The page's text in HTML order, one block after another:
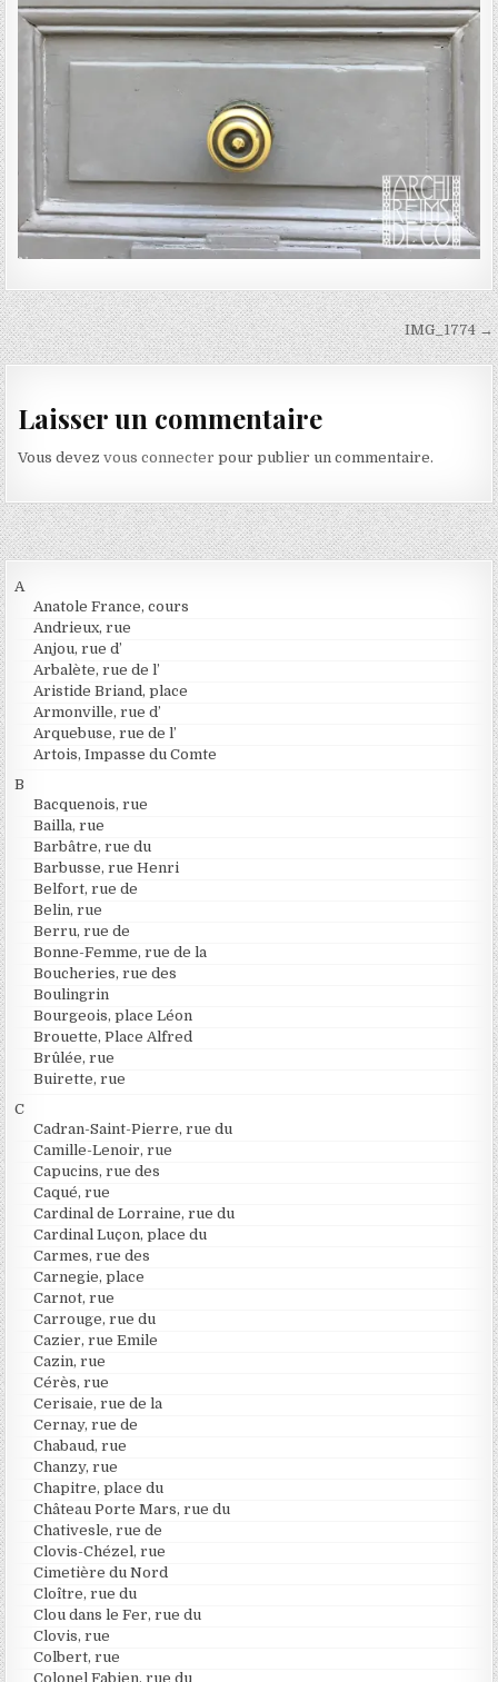
Navigation de l’article IMG_1774 →
Laisser un commentaire
Vous devezvous connecter pour publier un commentaire.
A
Anatole France, cours
Andrieux, rue
Anjou, rue d’
Arbalète, rue de l’
Aristide Briand, place
Armonville, rue d’
Arquebuse, rue de l’
Artois, Impasse du Comte
B
Bacquenois, rue
Bailla, rue
Barbâtre, rue du
Barbusse, rue Henri
Belfort, rue de
Belin, rue
Berru, rue de
Bonne-Femme, rue de la
Boucheries, rue des
Boulingrin
Bourgeois, place Léon
Brouette, Place Alfred
Brûlée, rue
Buirette, rue
C
Cadran-Saint-Pierre, rue du
Camille-Lenoir, rue
Capucins, rue des
Caqué, rue
Cardinal de Lorraine, rue du
Cardinal Luçon, place du
Carmes, rue des
Carnegie, place
Carnot, rue
Carrouge, rue du
Cazier, rue Emile
Cazin, rue
Cérès, rue
Cerisaie, rue de la
Cernay, rue de
Chabaud, rue
Chanzy, rue
Chapitre, place du
Château Porte Mars, rue du
Chativesle, rue de
Clovis-Chézel, rue
Cimetière du Nord
Cloître, rue du
Clou dans le Fer, rue du
Clovis, rue
Colbert, rue
Colonel Fabien, rue du